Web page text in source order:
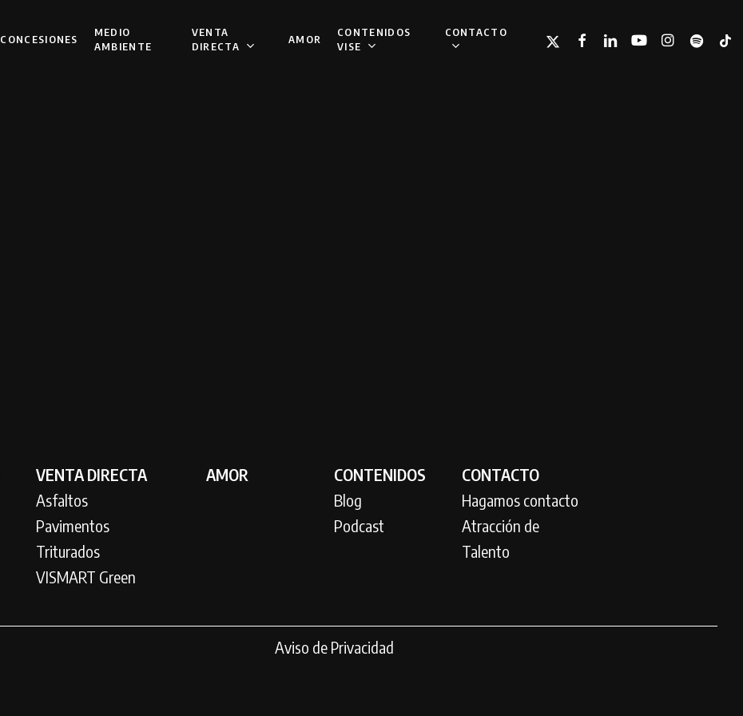
CONCESIONES
MEDIO
AMBIENTE
VENTA
DIRECTA
AMOR
CONTENIDOS
VISE
CONTACTO TWITTERFACEBOOKLINKEDINYOUTUBEINSTAGRAM
SPOTIFY
VENTA DIRECTA
Asfaltos
Pavimentos
Triturados
VISMART Green
AMOR
CONTENIDOS
Blog
Podcast
CONTACTO
Hagamos contacto
Atracción de
Talento
Aviso de Privacidad